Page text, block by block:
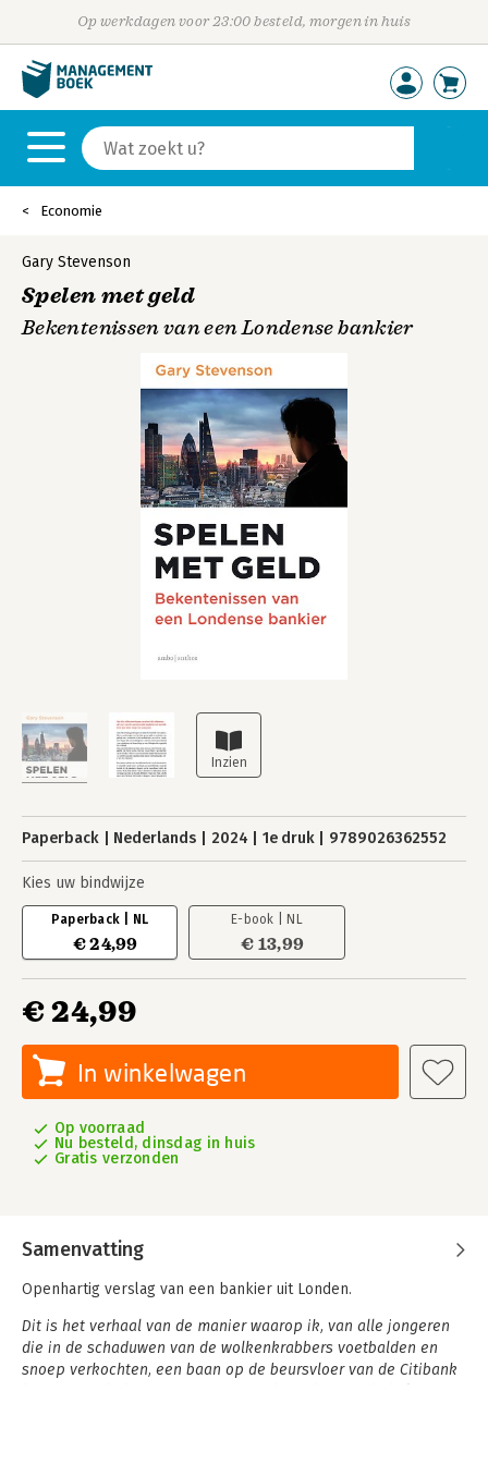
Op werkdagen voor 23:00 besteld, morgen in huis
Economie
Gary Stevenson
Spelen met geld
Bekentenissen van een Londense bankier
Paperback Nederlands 2024 1e druk 9789026362552
Kies uw bindwijze
Paperback | NL
€ 24,99
E-book | NL
€ 13,99
€ 24,99
In winkelwagen
Op voorraad
Nu besteld, dinsdag in huis
Gratis verzonden
Samenvatting
Openhartig verslag van een bankier uit Londen.
Dit is het verhaal van de manier waarop ik, van alle jongeren
die in de schaduwen van de wolkenkrabbers voetbalden en
snoep verkochten, een baan op de beursvloer van de Citibank